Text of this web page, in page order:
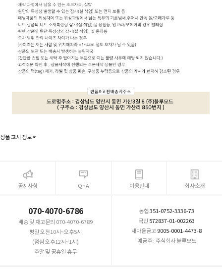
상품 고시 정보
공지사항 QnA 이용안내 회사소개
070-4070-6786
배송 및 재고문의 070-4070-6789
평일 오전10시~오후5시
(점심 오후12시~1시)
주말 및 공휴일 휴무
농협351-0752-3336-73
국민 572837-01-002263
새마을금고9005-0001-4473-8
예금주 : 주식회사 블루모드